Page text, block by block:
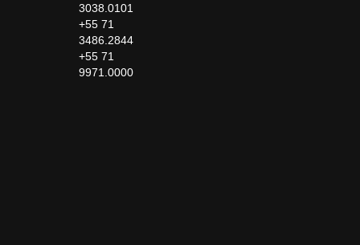
3038.0101
+55 71
3486.2844
+55 71
9971.0000